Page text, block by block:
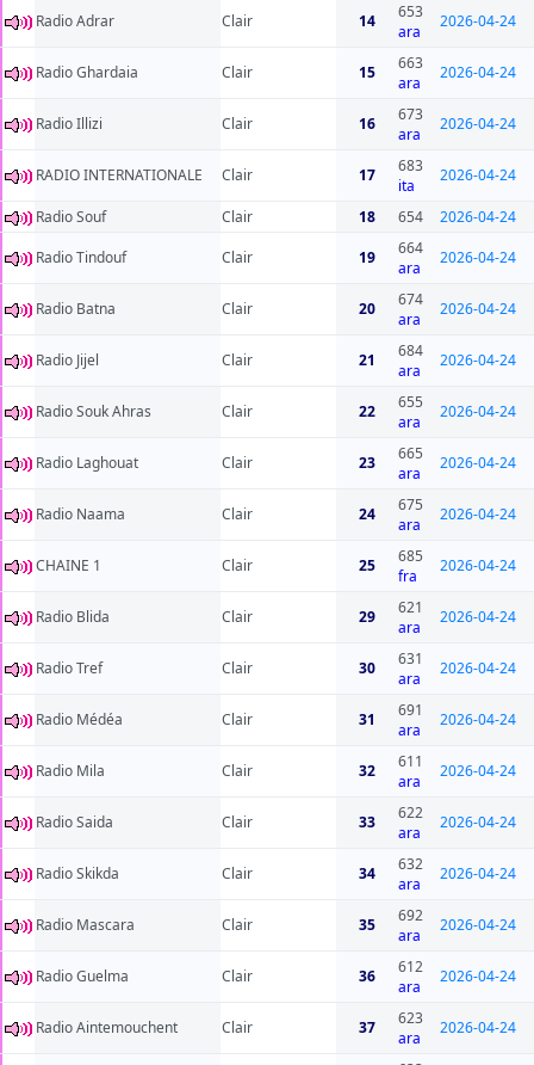
Radio Adrar Clair 14
653
ara
2026-04-24
Radio Ghardaia Clair 15
663
ara
2026-04-24
Radio Illizi Clair 16
673
ara
2026-04-24
RADIO INTERNATIONALE Clair 17
683
ita
2026-04-24
Radio Souf Clair 18 654
2026-04-24
Radio Tindouf
Clair 19
664
ara
2026-04-24
Radio Batna Clair 20
674
ara
2026-04-24
Radio Jijel Clair 21
684
ara
2026-04-24
Radio Souk Ahras Clair 22
655
ara
2026-04-24
Radio Laghouat Clair 23
665
ara
2026-04-24
Radio Naama Clair 24
675
ara
2026-04-24
CHAINE 1 Clair 25
685
fra
2026-04-24
Radio Blida Clair 29
621
ara
2026-04-24
Radio Tref Clair 30
631
ara
2026-04-24
Radio Médéa Clair 31
691
ara
2026-04-24
Radio Mila Clair 32
611
ara
2026-04-24
Radio Saida Clair 33
622
ara
2026-04-24
Radio Skikda Clair 34
632
ara
2026-04-24
Radio Mascara Clair 35
692
ara
2026-04-24
Radio Guelma Clair 36
612
ara
2026-04-24
Radio Aintemouchent Clair 37
623
ara
2026-04-24